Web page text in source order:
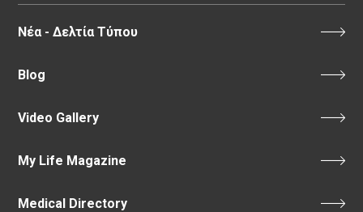
Νέα - Δελτία Τύπου
Blog
Video Gallery
My Life Magazine
Medical Directory